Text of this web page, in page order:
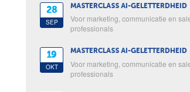
28
SEP
MASTERCLASS AI-GELETTERDHEID
Voor marketing, communicatie en
professionals
19
OKT
MASTERCLASS AI-GELETTERDHEID
Voor marketing, communicatie en
professionals